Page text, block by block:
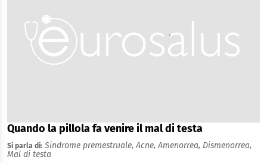
Quando la pillola fa venire il mal di testa
Si parla di: Sindrome premestruale,Acne,Amenorrea, Dismenorrea,
Mal di testa